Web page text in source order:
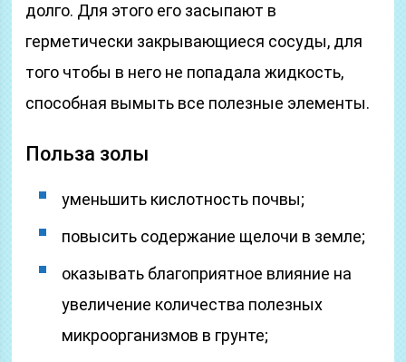
долго. Для этого его засыпают в
герметически закрывающиеся сосуды, для
того чтобы в него не попадала жидкость,
способная вымыть все полезные элементы.
Польза золы
уменьшить кислотность почвы;
повысить содержание щелочи в земле;
оказывать благоприятное влияние на
увеличение количества полезных
микроорганизмов в грунте;